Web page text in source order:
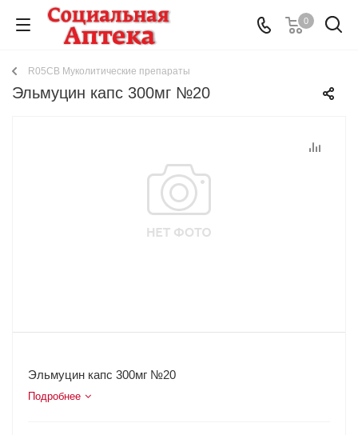
0
R05CB Муколитические препараты
Эльмуцин капс 300мг №20
Эльмуцин капс 300мг №20
Подробнее